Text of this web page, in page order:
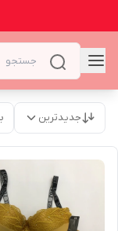
جدیدترین